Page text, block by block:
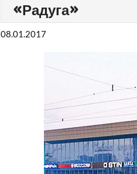
«Радуга»
08.01.2017